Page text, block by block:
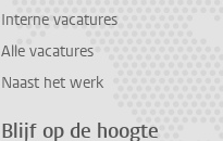
Interne vacatures
Alle vacatures
Naast het werk
Blijf op de hoogte